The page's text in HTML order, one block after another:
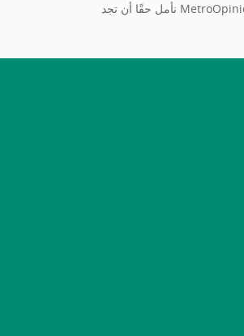
نأمل حقًا أن تجد MetroOpinion مثيرًا للاهتمام وجديرًا بالثقة. نعتقد أنك ستجد أنه سهل الاستخدام للغاية وأنك ستستمتع بكونك جزءًا من مجتمعنا الرائع. لدينا حقًا كل ما يلزم لجعل هذا خيارًا رائعًا